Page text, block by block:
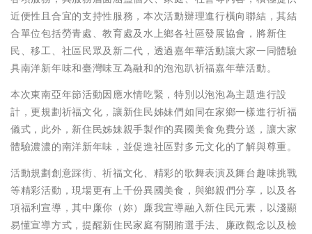
近便性且合宜的支持性服務，本次活動辦理進行橫向聯結，其結
合單位包括勞青處、教育處及水上鄉各社區發展協會，將新住
民、移工、社區民眾及新二代，透過嘉年華活動讓大家一同體驗
具南洋新年味和臺灣味互為融和的泡泡趴祈福嘉年華活動。
本次東南亞年節活動因應水情吃緊，特別以泡泡為主題進行設
計，更規劃祈福文化，讓新住民姊妹們如同在家鄉一樣進行祈福
儀式，此外，新住民姊妹親手製作的異國美食免費分送，讓大家
體驗濃濃的南洋新年味，並促進社區對多元文化的了解與尊重。
活動規劃創意踩街、祈福文化、精彩的歌舞表演及舞台趣味挑戰
等精彩活動，現場更有上千份異國美食，與鄉親們分享，以及各
項福利宣導，其中廉你（妳）廉我宣導融入新住民元素，以淺顯
易懂宣導方式，提醒新住民家庭有關賄選手法、廉政觀念以及檢